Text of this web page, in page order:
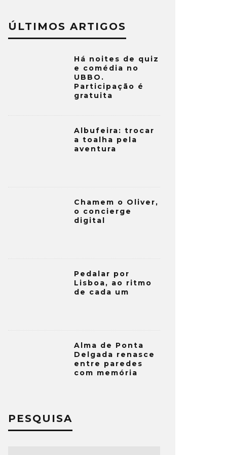
ÚLTIMOS ARTIGOS
Há noites de quiz
e comédia no
UBBO.
Participação é
gratuita
Albufeira: trocar
a toalha pela
aventura
Chamem o Oliver,
o concierge
digital
Pedalar por
Lisboa, ao ritmo
de cada um
Alma de Ponta
Delgada renasce
entre paredes
com memória
PESQUISA